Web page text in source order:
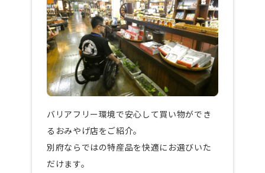
バリアフリー環境で安心して買い物ができ
るおみやげ店をご紹介。
別府ならではの特産品を快適にお選びいた
だけます。